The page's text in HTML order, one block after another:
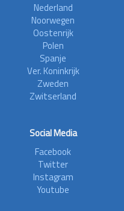
Nederland
Noorwegen
Oostenrijk
Polen
Spanje
Ver. Koninkrijk
Zweden
Zwitserland
Social Media
Facebook
Twitter
Instagram
Youtube